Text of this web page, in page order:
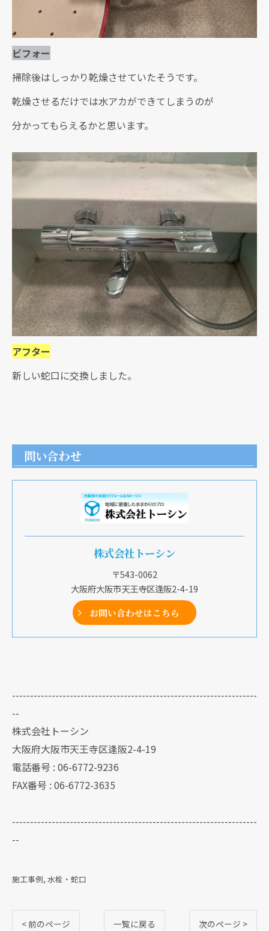
ビフォー
掃除後はしっかり乾燥させていたそうです。
乾燥させるだけでは水アカができてしまうのが
分かってもらえるかと思います。
アフター
新しい蛇口に交換しました。
問い合わせ
株式会社トーシン
〒543-0062
大阪府大阪市天王寺区逢阪2-4-19
お問い合わせはこちら
--------------------------------------------------------------------
--
株式会社トーシン
大阪府大阪市天王寺区逢阪2-4-19
電話番号 : 06-6772-9236
FAX番号 : 06-6772-3635
--------------------------------------------------------------------
--
施工事例 水栓・蛇口
< 前のページ 一覧に戻る 次のページ >